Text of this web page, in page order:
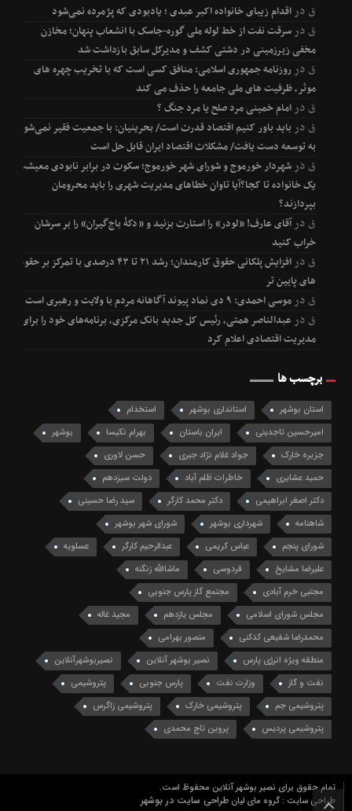
قدراقدام زیبای خانواده اکبر عبدی ؛ یادبودی که پژمرده نمی‌شود
قدرسرقت نفت از خط لوله ملی گوره-جاسک با انشعاب پنهان؛ مخازن
مخفی زیرزمینی در دشتی کشف و مدیرکل سابق بازداشت شد
قدرروزنامه جمهوری اسلامی: منافق کسی است که با تخریب چهره های
موثر، ظرفیت های ملی جامعه را حذف می کند
قدرامام خمینی مرد صلح یا مرد جنگ ؟
قدرباید باور کنیم اقتصاد قدرت است/ بحرینیان: با جمعیت فقیر نمی‌شود
به توسعه دست یافت/ مشکلات اقتصاد ایران قابل حل است
قدرشهردار خورموج و شورای شهر خورموج؛ سکوت در برابر نابودی معیشت
یک خانواده تا کجا؟آیا تاوان خطاهای مدیریت شهری را باید محرومان
بپردازند؟
قدرآقای عارف! «لودر» را استارت بزنید و «دکۀ باج‌گیران» را بر سرشان
خراب کنید
قدر
افزایش پلکانی حقوق کارمندان؛ رشد ۲۱ تا ۴۳ درصدی با تمرکز بر حقوق
های پایین تر
قدرموسی احمدی: ۹ دی نماد پیوند آگاهانه مردم با ولایت و رهبری است
قدر عبدالناصر همتی، رئیس کل جدید بانک مرکزی، برنامه‌های خود را برای
مدیریت اقتصادی اعلام کرد
برچسب ها
استان بوشهر استانداری بوشهر
استخدام
امیرحسین تاجدینی
ایران باستان بهرام نکیسا
بوشهر
جزیره خارک
جواد غلام نژاد جبری
حسن لاوری
حمید عشایری
خاطرات ظلم آباد
دولت سیزدهم
دکتر اصغر ابراهیمی
دکتر محمد کارگر
سید رضا حسینی
شاهنامه
شهرداری بوشهر
شورای شهر بوشهر
شورای پنجم
عباس کریمی عبدالرحیم کارگر
عسلویه
علیرضا مشایخ
فردوسی
ماشاالله زنگنه
مجتبی خرم آبادی
مجتمع گاز پارس جنوبی
مجلس شورای اسلامی
مجلس یازدهم
مجید غاله
محمدرضا شفیعی کدکنی
منصور بهرامی
منطقه ویژه انرژی پارس
نصیر بوشهر آنلاین
نصیربوشهرآنلاین
نفت و گاز
وزارت نفت پارس جنوبی
پتروشیمی
پتروشیمی جم
پتروشیمی خارک
پتروشیمی زاگرس
پتروشیمی پردیس
پروین تاج محمدی
تمام حقوق برای نصیر بوشهر آنلاین محفوظ است.
طراحی سایت : گروه مای لیان طراحی سایت در بوشهر